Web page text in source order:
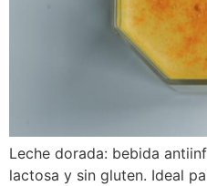
Leche dorada: bebida
lactosa y sin gluten. Ideal